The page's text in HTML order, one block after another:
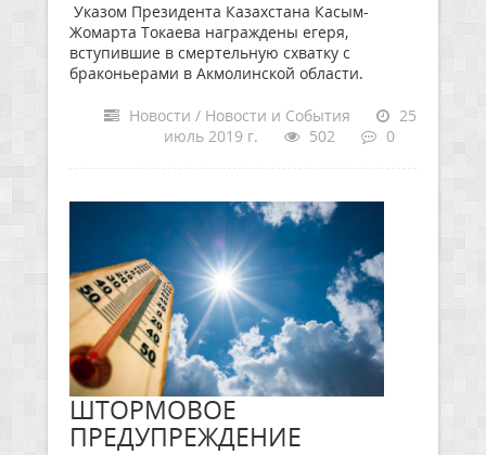
Указом Президента Казахстана Касым-
Жомарта Токаева награждены егеря,
вступившие в смертельную схватку с
браконьерами в Акмолинской области.
Новости / Новости и События
25
июль 2019 г.
502 0
ШТОРМОВОЕ
ПРЕДУПРЕЖДЕНИЕ